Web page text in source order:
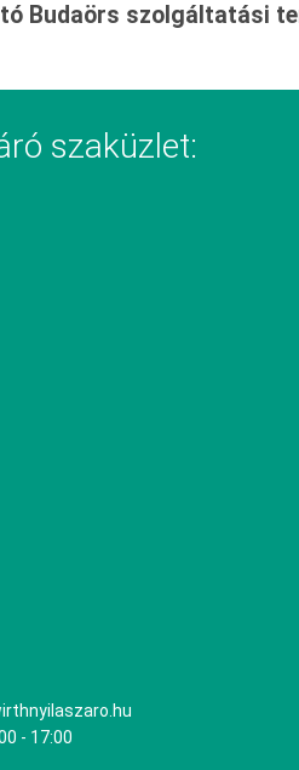
Budaörs szolgáltatási
szaküzlet:
- 17:00